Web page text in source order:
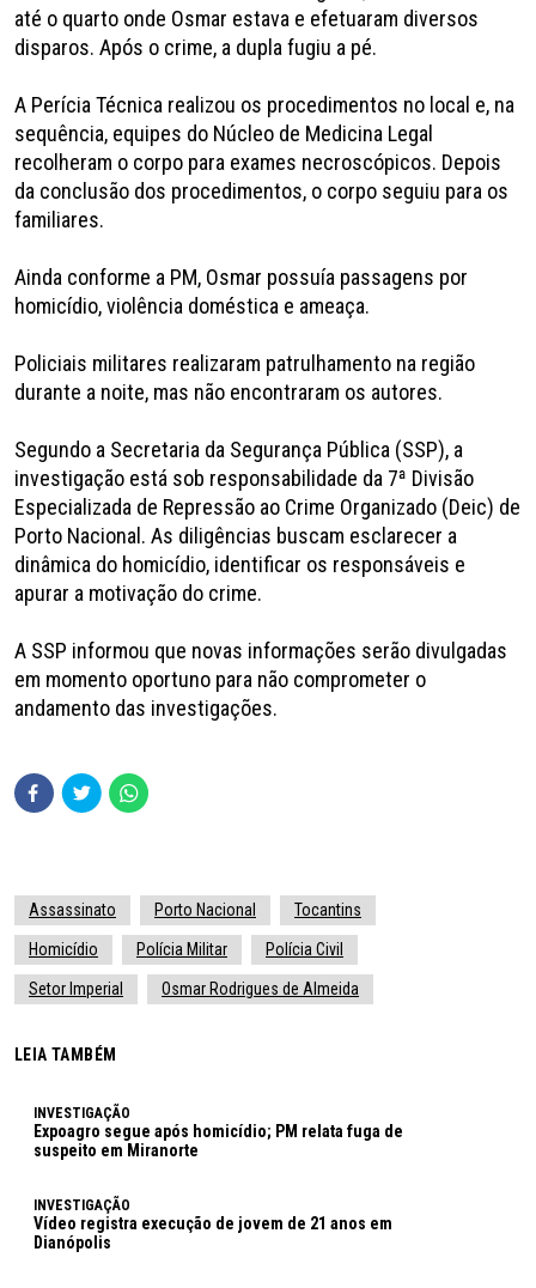
até o quarto onde Osmar estava e efetuaram diversos
disparos. Após o crime, a dupla fugiu a pé.
A Perícia Técnica realizou os procedimentos no local e, na
sequência, equipes do Núcleo de Medicina Legal
recolheram o corpo para exames necroscópicos. Depois
da conclusão dos procedimentos, o corpo seguiu para os
familiares.
Ainda conforme a PM, Osmar possuía passagens por
homicídio, violência doméstica e ameaça.
Policiais militares realizaram patrulhamento na região
durante a noite, mas não encontraram os autores.
Segundo a Secretaria da Segurança Pública (SSP), a
investigação está sob responsabilidade da 7ª Divisão
Especializada de Repressão ao Crime Organizado (Deic) de
Porto Nacional. As diligências buscam esclarecer a
dinâmica do homicídio, identificar os responsáveis e
apurar a motivação do crime.
A SSP informou que novas informações serão divulgadas
em momento oportuno para não comprometer o
andamento das investigações.
Assassinato Porto Nacional Tocantins
Homicídio Polícia Militar Polícia Civil
Setor Imperial Osmar Rodrigues de Almeida
LEIA TAMBÉM
INVESTIGAÇÃO
Expoagro segue após homicídio; PM relata fuga de
suspeito em Miranorte
INVESTIGAÇÃO
Vídeo registra execução de jovem de 21 anos em
Dianópolis